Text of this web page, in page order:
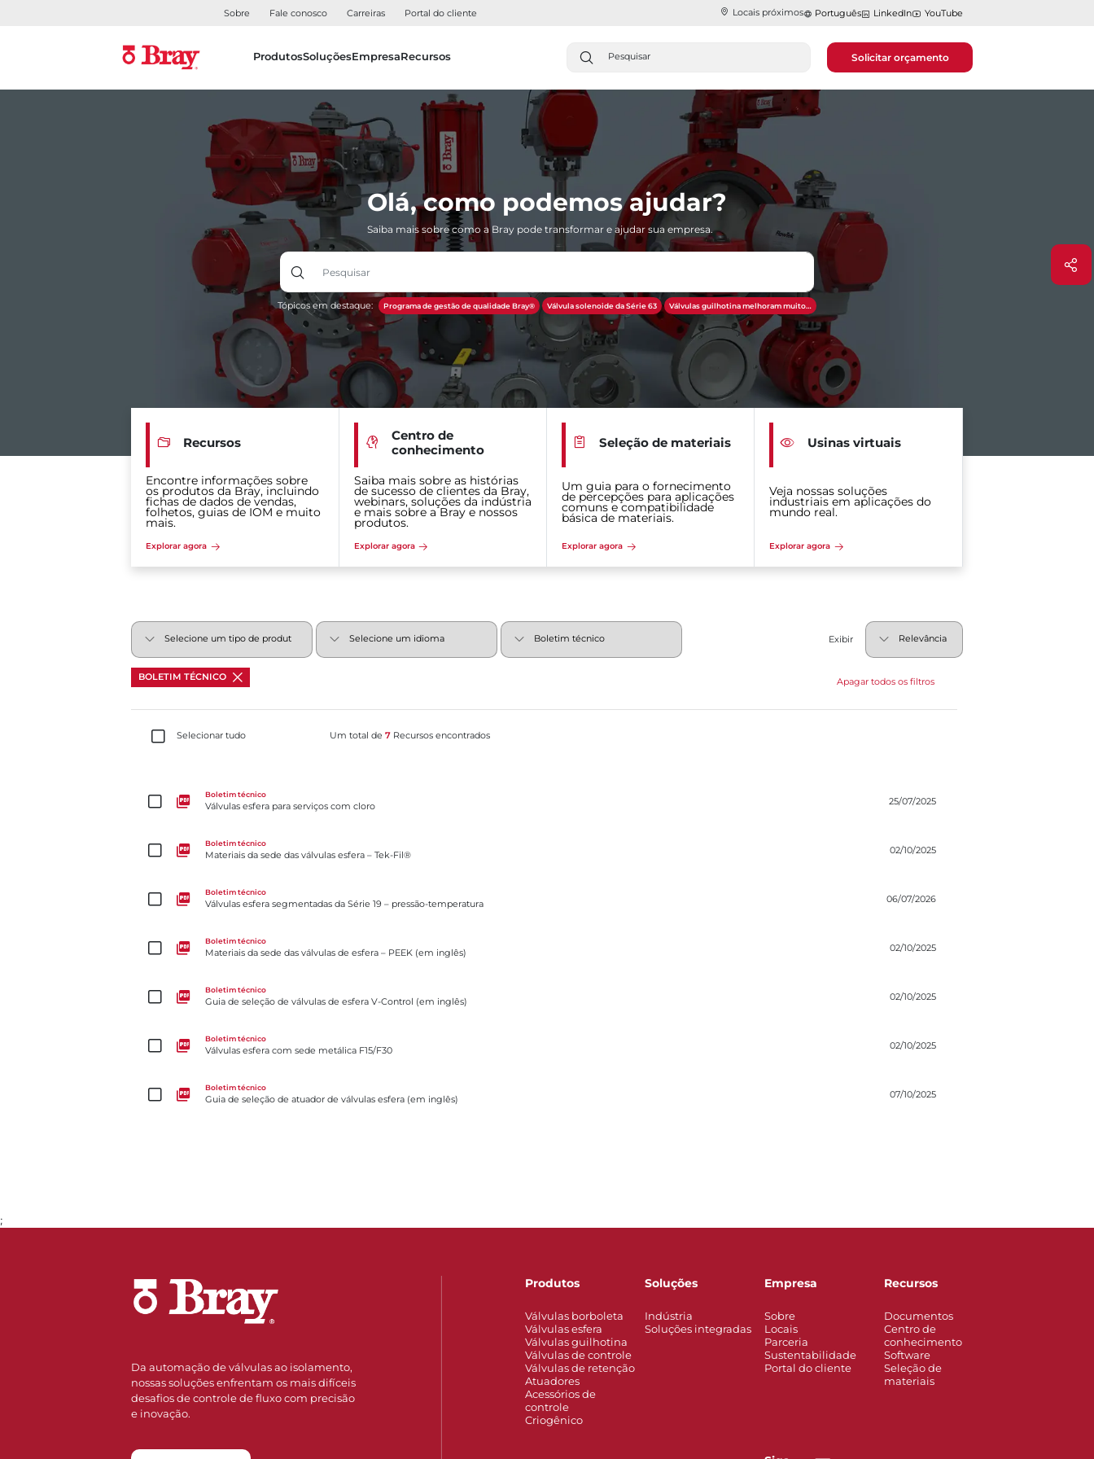
Sobre Fale conosco Carreiras Portal do cliente Locais próximos Português LinkedIn YouTube
ProdutosSoluçõesEmpresaRecursos Solicitar orçamento
Olá, como podemos ajudar?
Saiba mais sobre como a Bray pode transformar e ajudar sua empresa.
Tópicos em destaque: Programa de gestão de qualidade Bray® Válvula solenoide da Série 63 Válvulas guilhotina melhoram muito…
Recursos
Encontre informações sobre
os produtos da Bray, incluindo
fichas de dados de vendas,
folhetos, guias de IOM e muito
mais.
Explorar agora
Centro de
conhecimento
Saiba mais sobre as histórias
de sucesso de clientes da Bray,
webinars, soluções da indústria
e mais sobre a Bray e nossos
produtos.
Explorar agora
Seleção de materiais
Um guia para o fornecimento
de percepções para aplicações
comuns e compatibilidade
básica de materiais.
Explorar agora
Usinas virtuais
Veja nossas soluções
industriais em aplicações do
mundo real.
Explorar agora
Exibir
BOLETIM TÉCNICO Apagar todos os filtros
Selecionar tudo Um total de 7Recursos encontrados
Boletim técnico
Válvulas esfera para serviços com cloro 25/07/2025
Boletim técnico
Materiais da sede das válvulas esfera – Tek-Fil® 02/10/2025
Boletim técnico
Válvulas esfera segmentadas da Série 19 – pressão-temperatura 06/07/2026
Boletim técnico
Materiais da sede das válvulas de esfera – PEEK (em inglês) 02/10/2025
Boletim técnico
Guia de seleção de válvulas de esfera V-Control (em inglês) 02/10/2025
Boletim técnico
Válvulas esfera com sede metálica F15/F30 02/10/2025
Boletim técnico
Guia de seleção de atuador de válvulas esfera (em inglês) 07/10/2025
;
Da automação de válvulas ao isolamento,
nossas soluções enfrentam os mais difíceis
desafios de controle de fluxo com precisão
e inovação.
Produtos
Válvulas borboleta
Válvulas esfera
Válvulas guilhotina
Válvulas de controle
Válvulas de retenção
Atuadores
Acessórios de
controle
Criogênico
Soluções
Indústria
Soluções integradas
Empresa
Sobre
Locais
Parceria
Sustentabilidade
Portal do cliente
Recursos
Documentos
Centro de
conhecimento
Software
Seleção de
materiais